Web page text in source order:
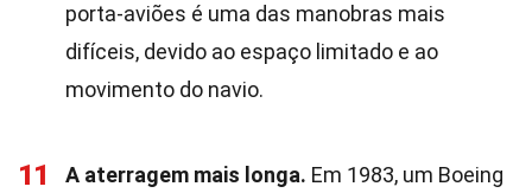
porta-aviões é uma das manobras mais
difíceis, devido ao espaço limitado e ao
movimento do navio.
11 A aterragem mais longa. Em 1983, um Boeing